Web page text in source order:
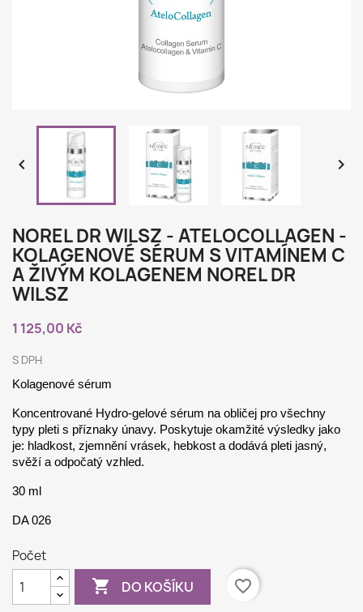
 
NOREL DR WILSZ - ATELOCOLLAGEN -
KOLAGENOVÉ SÉRUM S VITAMÍNEM C
A ŽIVÝM KOLAGENEM NOREL DR
WILSZ
1 125,00 Kč
S DPH
Kolagenové sérum
Koncentrované Hydro-gelové sérum na obličej pro všechny
typy pleti s příznaky únavy. Poskytuje okamžité výsledky jako
je: hladkost, zjemnění vrásek, hebkost a dodává pleti jasný,
svěží a odpočatý vzhled.
30 ml
DA 026
Počet
 DO KOŠÍKU favorite_border